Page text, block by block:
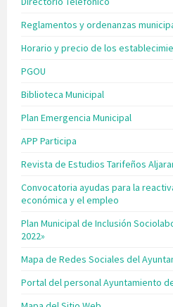
Reglamentos y ordenanzas
Horario y precio de los
PGOU
Biblioteca Municipal
Plan Emergencia Municipal
APP Participa
Revista de Estudios Tarifeños
Convocatoria ayudas para la
económica y el empleo
Plan Municipal de Inclusión
2022»
Mapa de Redes Sociales del
Portal del personal Ayuntamiento